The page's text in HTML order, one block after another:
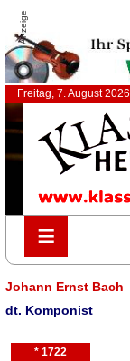
Anzeige
Freitag, 7. August 2026
≡
≡
Johann Ernst Bach
dt. Komponist
* 1722